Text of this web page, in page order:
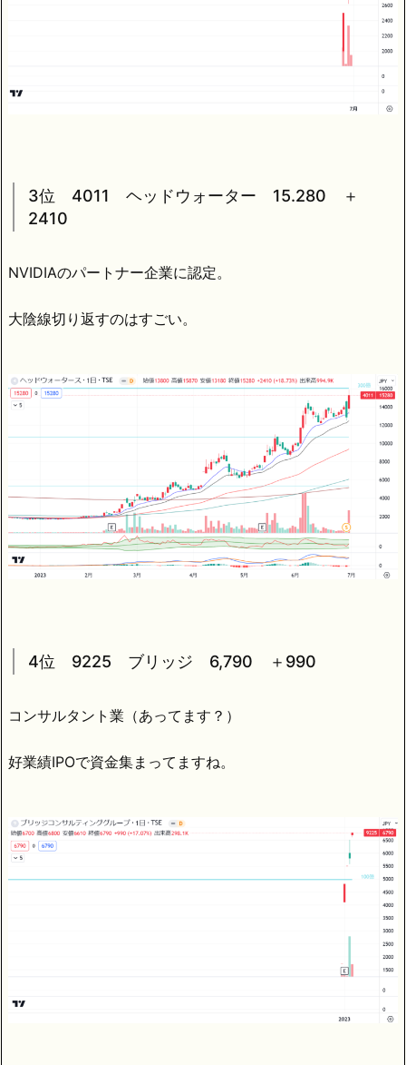
3位 4011 ヘッドウォーター 15.280 ＋
2410
NVIDIAのパートナー企業に認定。
大陰線切り返すのはすごい。
4位 9225 ブリッジ 6,790 ＋990
コンサルタント業（あってます？）
好業績IPOで資金集まってますね。